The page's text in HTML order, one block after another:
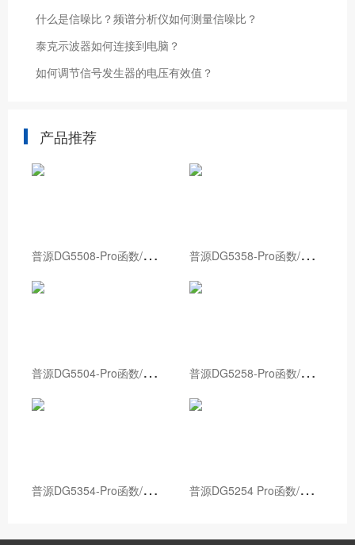
什么是信噪比？频谱分析仪如何测量信噪比？
泰克示波器如何连接到电脑？
如何调节信号发生器的电压有效值？
产品推荐
普
源DG5508-Pro函数/任意波形发生器 普
源DG5358-Pro函数/任意波形发生器
普
源DG5504-Pro函数/任意波形发生器 普
源DG5258-Pro函数/任意波形发生器
普
源DG5354-Pro函数/任意波形发生器 普
源DG5254 Pro函数/任意波形发生器